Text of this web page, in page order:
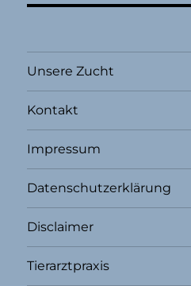
Unsere Zucht
Kontakt
Impressum
Datenschutzerklärung
Disclaimer
Tierarztpraxis